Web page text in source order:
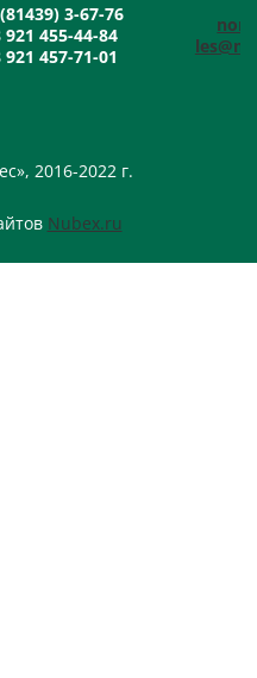
3-67-76
921 455-44-84
921 457-71-01
2016-2022 г.
Nubex.ru